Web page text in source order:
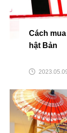
Cách
hật Bản